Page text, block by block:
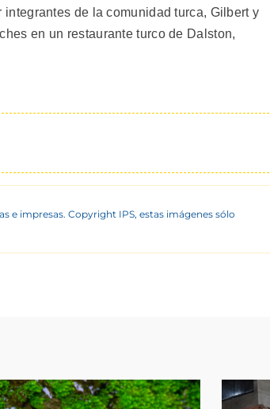
de la comunidad turca, Gilbert y
en un restaurante turco de Dalston,
e impresas. Copyright IPS, estas imágenes sólo